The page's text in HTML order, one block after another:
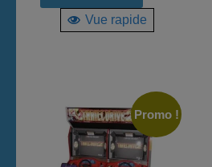
Vue rapide
Promo !